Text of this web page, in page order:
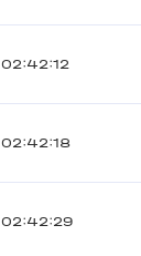
02:42:12
02:42:18
02:42:29